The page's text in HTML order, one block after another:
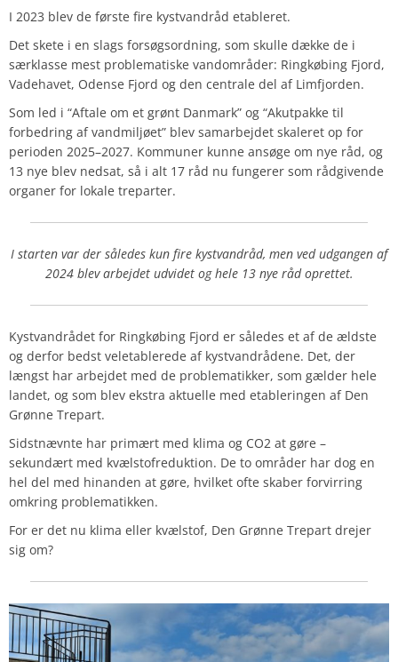
I 2023 blev de første fire kystvandråd etableret.
Det skete i en slags forsøgsordning, som skulle dække de i
særklasse mest problematiske vandområder: Ringkøbing Fjord,
Vadehavet, Odense Fjord og den centrale del af Limfjorden.
Som led i “Aftale om et grønt Danmark” og “Akutpakke til
forbedring af vandmiljøet” blev samarbejdet skaleret op for
perioden 2025–2027. Kommuner kunne ansøge om nye råd, og
13 nye blev nedsat, så i alt 17 råd nu fungerer som rådgivende
organer for lokale treparter.
I starten var der således kun fire kystvandråd, men ved udgangen af
2024 blev arbejdet udvidet og hele 13 nye råd oprettet.
Kystvandrådet for Ringkøbing Fjord er således et af de ældste
og derfor bedst veletablerede af kystvandrådene. Det, der
længst har arbejdet med de problematikker, som gælder hele
landet, og som blev ekstra aktuelle med etableringen af Den
Grønne Trepart.
Sidstnævnte har primært med klima og CO2 at gøre –
sekundært med kvælstofreduktion. De to områder har dog en
hel del med hinanden at gøre, hvilket ofte skaber forvirring
omkring problematikken.
For er det nu klima eller kvælstof, Den Grønne Trepart drejer
sig om?